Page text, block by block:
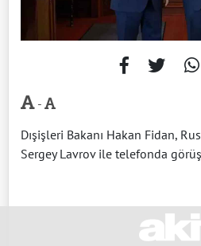
-
Dışişleri Bakanı Hakan Fidan,
Sergey Lavrov ile telefonda